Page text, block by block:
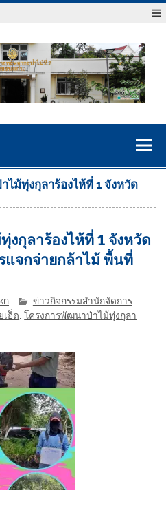
สจป.ที่ 7
(ขอนแก่น)
ไม้ทุ่งกุลาร้องไห้ที่ 1 จังหวัด
กุลาร้องไห้ที่ 1 จังหวัด
แจกจ่ายกล้าไม้ พื้นที่
ข่าวกิจกรรมสำนักจัดการ
เอ็ด ,โครงการพัฒนาป่าไม้ทุ่งกุลา